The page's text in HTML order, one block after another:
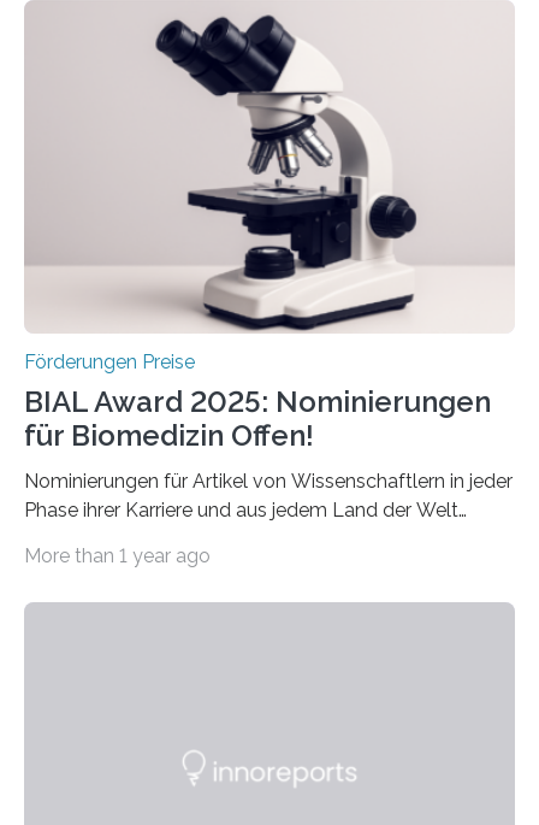
Schlaganfall“ mit Sitz in Würzburg fördert die
Schlaganfallforschung, um die Behandlung der
Betroffenen zu verbessern. Dazu schreibt sie auch in
diesem Jahr wieder deutschlandweit den Hentschel-
Preis aus. Er richtet sich gezielt an jüngere
Forscherinnen und Forscher unter 40 Jahren. Geehrt
werden soll eine herausragende Doktorarbeit oder eine
hochrangige wissenschaftliche Publikation zum Thema
Förderungen Preise
BIAL Award 2025: Nominierungen
für Biomedizin Offen!
Nominierungen für Artikel von Wissenschaftlern in jeder
Phase ihrer Karriere und aus jedem Land der Welt
Leben gerufen, um die bemerkenswertesten
Foundation, des BIAL Award in Biomedicine ist in
More than 1 year ago